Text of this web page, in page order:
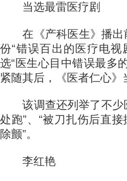
当选最雷医疗剧
在《产科医生》播出
份“错误百出的医疗电
选“医生心目中错误最多
紧随其后，《医者仁心》
该调查还列举了不少
处跑”、“被刀扎伤后直
除颤”。
李红艳